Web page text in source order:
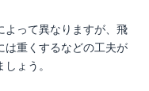
よって異なりますが、飛
は重くするなどの工夫が
ょう。